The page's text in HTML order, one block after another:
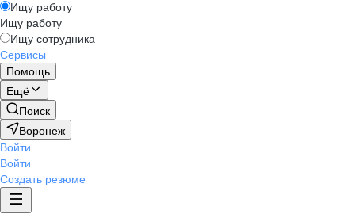
Ищу работу
Ищу работу
Ищу сотрудника
Сервисы
Помощь
Ещё
Поиск
Воронеж
Войти
Войти
Создать резюме